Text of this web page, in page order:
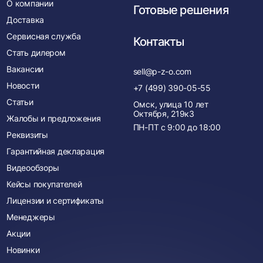
О компании
Доставка
Сервисная служба
Стать дилером
Вакансии
Новости
Статьи
Жалобы и предложения
Реквизиты
Гарантийная декларация
Видеообзоры
Кейсы покупателей
Лицензии и сертификаты
Менеджеры
Акции
Новинки
Готовые решения
Контакты
sell@p-z-o.com
+7 (499) 390-05-55
Омск, улица 10 лет
Октября, 219к3
ПН-ПТ с 9:00 до 18:00